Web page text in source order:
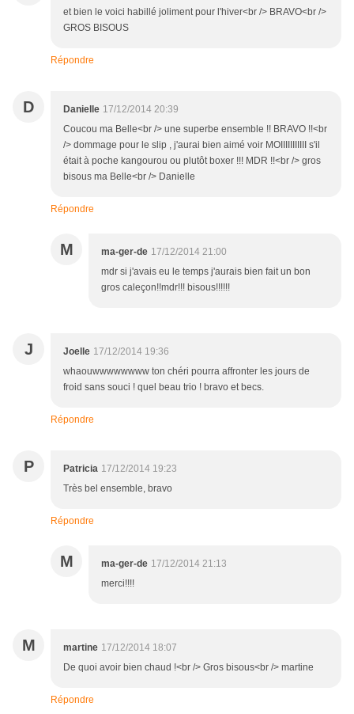
et bien le voici habillé joliment pour l'hiver<br /> BRAVO<br />
GROS BISOUS
Répondre
D Danielle 17/12/2014 20:39
Coucou ma Belle<br /> une superbe ensemble !! BRAVO !!<br
/> dommage pour le slip , j'aurai bien aimé voir MOIIIIIIIIIII s'il
était à poche kangourou ou plutôt boxer !!! MDR !!<br /> gros
bisous ma Belle<br /> Danielle
Répondre
M ma-ger-de 17/12/2014 21:00
mdr si j'avais eu le temps j'aurais bien fait un bon
gros caleçon!!mdr!!! bisous!!!!!!
J Joelle 17/12/2014 19:36
whaouwwwwwwww ton chéri pourra affronter les jours de
froid sans souci ! quel beau trio ! bravo et becs.
Répondre
P Patricia 17/12/2014 19:23
Très bel ensemble, bravo
Répondre
M ma-ger-de 17/12/2014 21:13
merci!!!!
M martine 17/12/2014 18:07
De quoi avoir bien chaud !<br /> Gros bisous<br /> martine
Répondre